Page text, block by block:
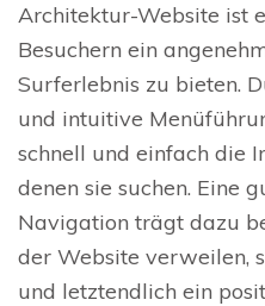
Architektur-Website ist
Besuchern ein
Surferlebnis zu bieten.
und intuitive
schnell und einfach die
denen sie suchen. Eine
Navigation trägt dazu
der Website verweilen,
und letztendlich ein